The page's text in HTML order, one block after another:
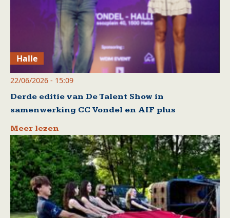
Halle
22/06/2026 - 15:09
Derde editie van De Talent Show in
samenwerking CC Vondel en AIF plus
Meer lezen